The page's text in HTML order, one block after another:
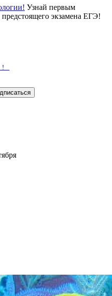
Узнай первым
экзамена ЕГЭ!